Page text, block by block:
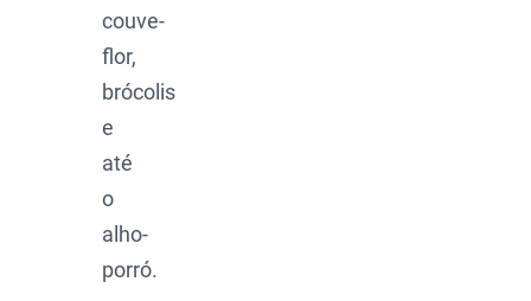
couve-
flor,
brócolis
e
até
o
alho-
porró.